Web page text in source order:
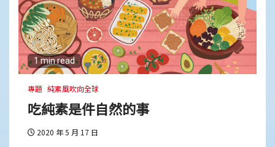
1 min read
專題 純素風吹向全球
吃純素是件自然的事
2020 年 5 月 17 日